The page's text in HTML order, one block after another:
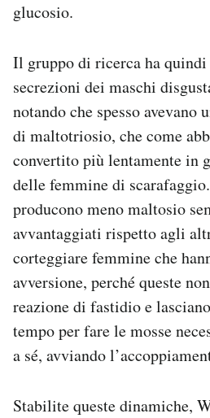
glucosio.
Il gruppo di ricerca ha
secrezioni dei maschi
notando che spesso avevano
di maltotriosio, che come
convertito più lentamente in
delle femmine di
producono meno maltosio
avvantaggiati rispetto agli
corteggiare femmine che
avversione, perché queste
reazione di fastidio e
tempo per fare le mosse
a sé, avviando
Stabilite queste dinamiche,